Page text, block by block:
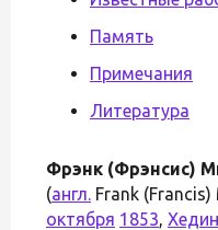
Память
Примечания
Литература
Фрэнк (Фрэнсис)
(англ. Frank
октября 1853,